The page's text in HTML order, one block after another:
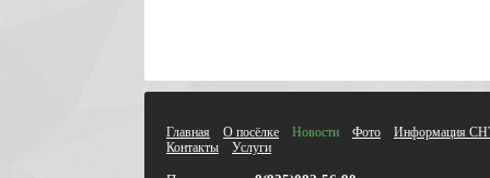
Главная О посёлке Новости Фото Информация
Контакты
Услуги